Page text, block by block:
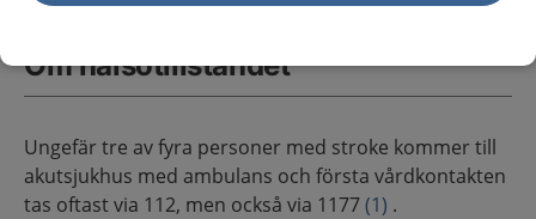
Om hälsotillståndet
Ungefär tre av fyra personer med stroke kommer till
akutsjukhus med ambulans och första vårdkontakten
tas oftast via 112, men också via 1177(1) .